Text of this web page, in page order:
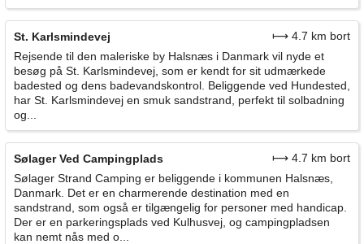
St. Karlsmindevej
⟼ 4.7 km bort
Rejsende til den maleriske by Halsnæs i Danmark vil nyde et
besøg på St. Karlsmindevej, som er kendt for sit udmærkede
badested og dens badevandskontrol. Beliggende ved Hundested,
har St. Karlsmindevej en smuk sandstrand, perfekt til solbadning
og...
Sølager Ved Campingplads
⟼ 4.7 km bort
Sølager Strand Camping er beliggende i kommunen Halsnæs,
Danmark. Det er en charmerende destination med en
sandstrand, som også er tilgængelig for personer med handicap.
Der er en parkeringsplads ved Kulhusvej, og campingpladsen
kan nemt nås med o...